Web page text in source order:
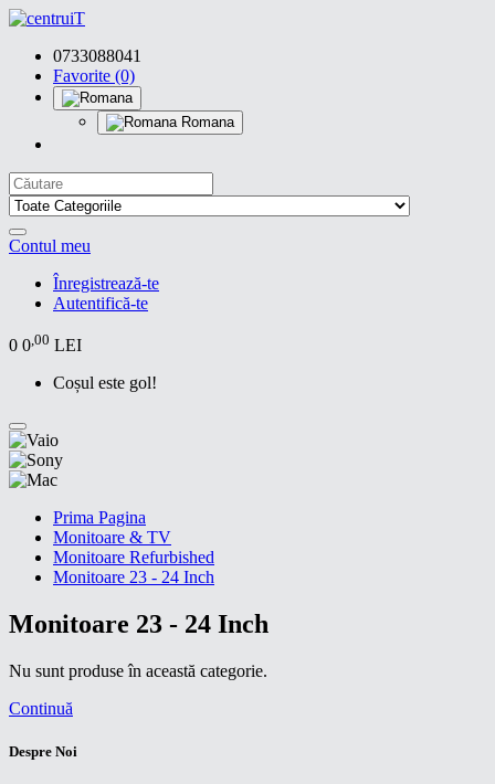
0733088041
Favorite (0)
Romana
Contul meu
Înregistrează-te
Autentifică-te
0 0,00 LEI
Coșul este gol!
Prima Pagina
Monitoare & TV
Monitoare Refurbished
Monitoare 23 - 24 Inch
Monitoare 23 - 24 Inch
Nu sunt produse în această categorie.
Continuă
Despre Noi